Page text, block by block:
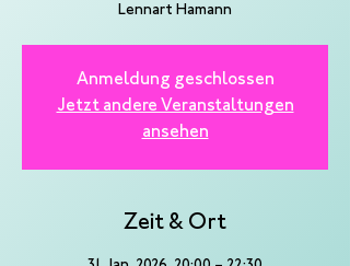
Lennart Hamann
Anmeldung geschlossen
Jetzt andere Veranstaltungen
ansehen
Zeit & Ort